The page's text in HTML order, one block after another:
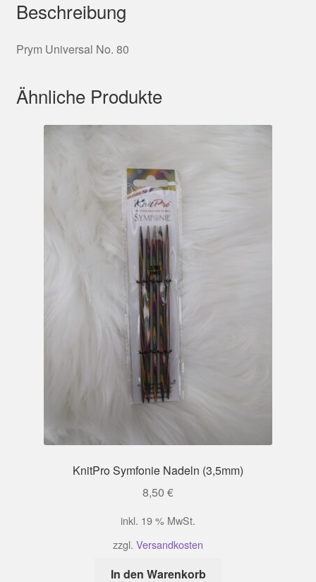
Beschreibung
Prym Universal No. 80
Ähnliche Produkte
KnitPro Symfonie Nadeln (3,5mm)
8,50 €
inkl. 19 % MwSt.
zzgl. Versandkosten
In den Warenkorb